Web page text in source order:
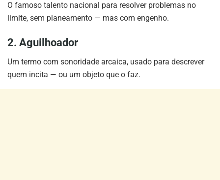
O famoso talento nacional para resolver problemas no
limite, sem planeamento — mas com engenho.
2. Aguilhoador
Um termo com sonoridade arcaica, usado para descrever
quem incita — ou um objeto que o faz.